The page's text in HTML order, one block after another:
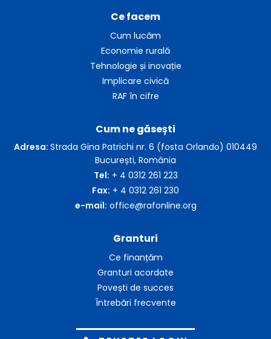
Ce facem
Cum lucăm
Economie rurală
Tehnologie și inovație
Implicare civică
RAF în cifre
Granturi
Ce finanțăm
Granturi acordate
Povești de succes
Întrebări frecvente
Cum ne găsești
Adresa: Strada Gina Patrichi nr. 6 (fosta Orlando) 010449
București, România
Tel: + 4 0312 261 223
Fax: + 4 0312 261 230
e-mail: office@rafonline.org